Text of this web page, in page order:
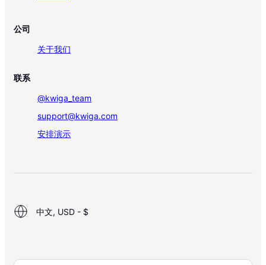
公司
关于我们
联系
@kwiga_team
support@kwiga.com
安排演示
中文, USD - $